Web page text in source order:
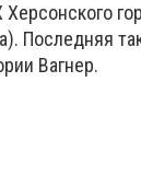
). Последняя
Вагнер.